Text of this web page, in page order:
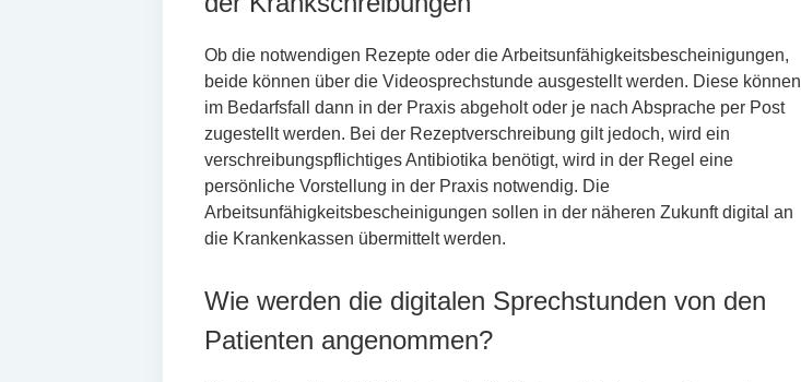
Ob die notwendigen Rezepte oder die Arbeitsunfähigkeitsbescheinigungen,
beide können über die Videosprechstunde ausgestellt werden. Diese können
im Bedarfsfall dann in der Praxis abgeholt oder je nach Absprache per Post
zugestellt werden. Bei der Rezeptverschreibung gilt jedoch, wird ein
verschreibungspflichtiges Antibiotika benötigt, wird in der Regel eine
persönliche Vorstellung in der Praxis notwendig. Die
Arbeitsunfähigkeitsbescheinigungen sollen in der näheren Zukunft digital an
die Krankenkassen übermittelt werden.
Wie werden die digitalen Sprechstunden von den
Patienten angenommen?